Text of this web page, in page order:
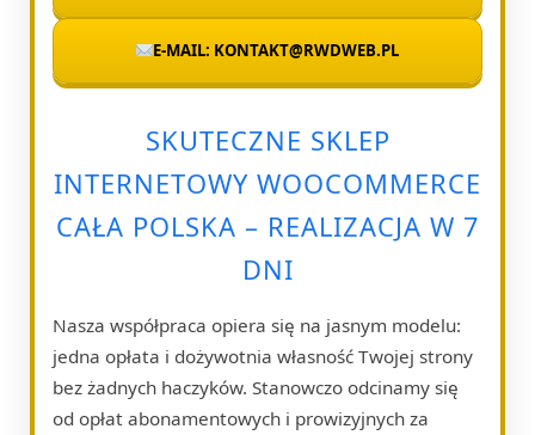
E-MAIL: KONTAKT@RWDWEB.PL
SKUTECZNE SKLEP
INTERNETOWY WOOCOMMERCE
CAŁA POLSKA – REALIZACJA W 7
DNI
Nasza współpraca opiera się na jasnym modelu:
jedna opłata i dożywotnia własność Twojej strony
bez żadnych haczyków. Stanowczo odcinamy się
od opłat abonamentowych i prowizyjnych za